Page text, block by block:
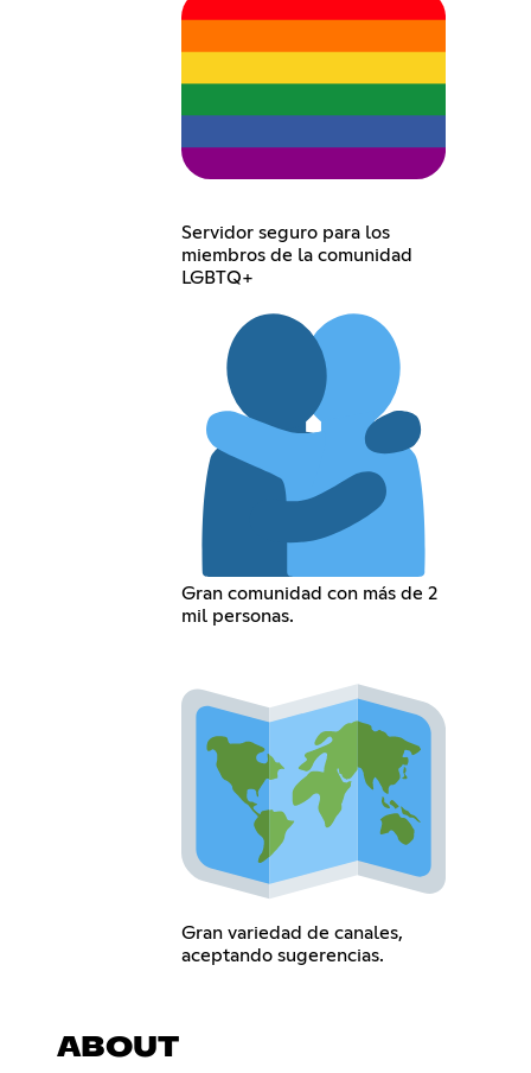
Servidor seguro para los
miembros de la comunidad
LGBTQ+
Gran comunidad con más de 2
mil personas.
Gran variedad de canales,
aceptando sugerencias.
ABOUT